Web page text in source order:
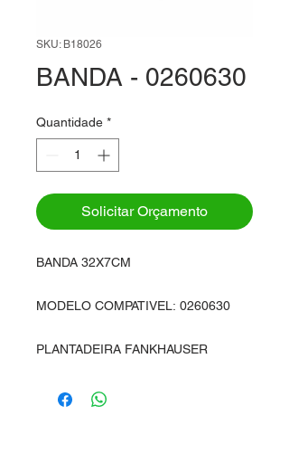
SKU: B18026
BANDA - 0260630
Quantidade *
Solicitar Orçamento
BANDA 32X7CM
MODELO COMPATIVEL: 0260630
PLANTADEIRA FANKHAUSER